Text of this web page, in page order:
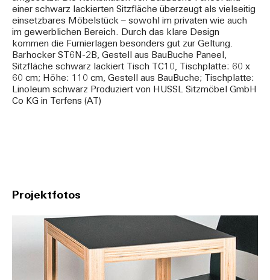
einer schwarz lackierten Sitzfläche überzeugt als vielseitig
einsetzbares Möbelstück – sowohl im privaten wie auch
im gewerblichen Bereich. Durch das klare Design
kommen die Furnierlagen besonders gut zur Geltung.
Barhocker ST6N-2B, Gestell aus BauBuche Paneel,
Sitzfläche schwarz lackiert Tisch TC10, Tischplatte: 60 x
60 cm; Höhe: 110 cm, Gestell aus BauBuche; Tischplatte:
Linoleum schwarz Produziert von HUSSL Sitzmöbel GmbH
Co KG in Terfens (AT)
Projektfotos